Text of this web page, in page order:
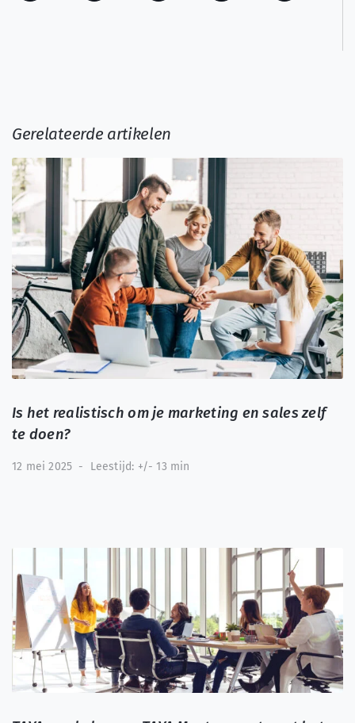
Gerelateerde artikelen
Is het realistisch om je marketing en sales zelf
te doen?
12 mei 2025 - Leestijd: +/- 13 min